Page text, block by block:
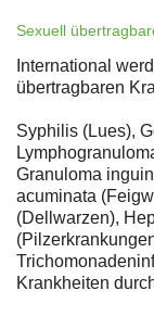
Sexuell
International
übertragbaren
Syphilis (Lues),
Granuloma
acuminata
(Dellwarzen),
Krankheiten